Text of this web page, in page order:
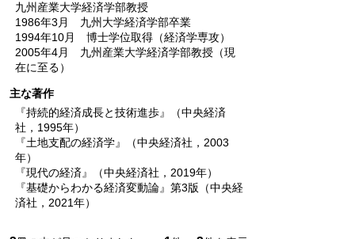
九州産業大学経済学部教授
1986年3月 九州大学経済学部卒業
1994年10月 博士学位取得（経済学専攻）
2005年4月 九州産業大学経済学部教授（現
在に至る）
主な著作
『持続的経済成長と技術進歩』（中央経済
社，1995年）
『土地支配の経済学』（中央経済社，2003
年）
『現代の経済』（中央経済社，2019年）
『基礎からわかる経済変動論』第3版（中央経
済社，2021年）